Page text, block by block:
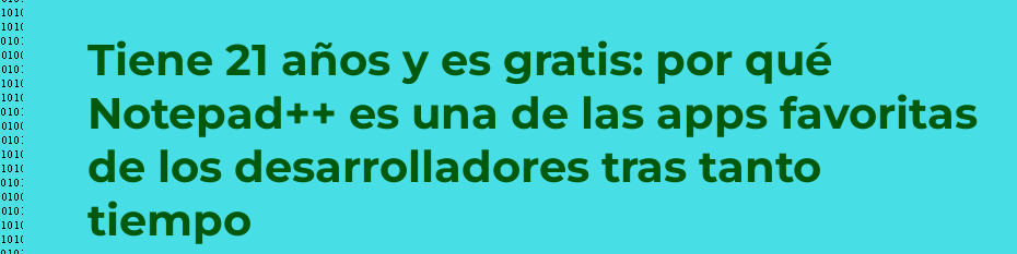
Tiene 21 años y es gratis: por qué
Notepad++ es una de las apps favoritas
de los desarrolladores tras tanto
tiempo